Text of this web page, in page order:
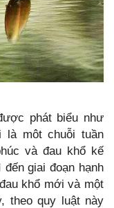
phát biểu như
là môt chuỗi tuần
và đau khổ kế
giai đoạn hạnh
khổ mới và một
theo quy luật này